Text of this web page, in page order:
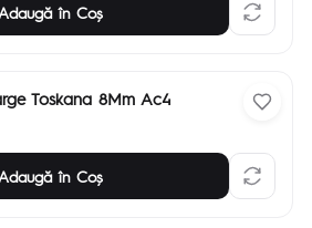
Adaugă în Coş
Toskana 8Mm Ac4
Adaugă în Coş